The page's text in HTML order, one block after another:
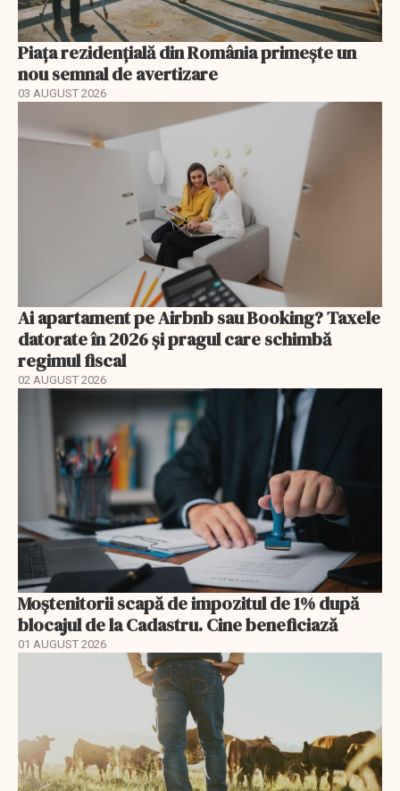
Piața rezidențială din România primește un
nou semnal de avertizare
03 AUGUST 2026
Ai apartament pe Airbnb sau Booking? Taxele
datorate în 2026 și pragul care schimbă
regimul fiscal
02 AUGUST 2026
Moștenitorii scapă de impozitul de 1% după
blocajul de la Cadastru. Cine beneficiază
01 AUGUST 2026